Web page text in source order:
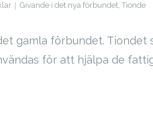
Givande i det nya förbundet, Tionde
gamla förbundet. Tiondet
för att hjälpa de